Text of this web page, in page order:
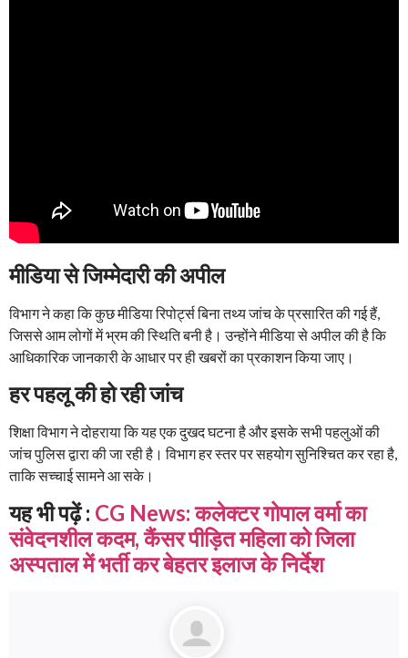
मीडिया से जिम्मेदारी की अपील
विभाग ने कहा कि कुछ मीडिया रिपोर्ट्स बिना तथ्य जांच के प्रसारित की गई हैं,
जिससे आम लोगों में भ्रम की स्थिति बनी है। उन्होंने मीडिया से अपील की है कि
आधिकारिक जानकारी के आधार पर ही खबरों का प्रकाशन किया जाए।
हर पहलू की हो रही जांच
शिक्षा विभाग ने दोहराया कि यह एक दुखद घटना है और इसके सभी पहलुओं की
जांच पुलिस द्वारा की जा रही है। विभाग हर स्तर पर सहयोग सुनिश्चित कर रहा है,
ताकि सच्चाई सामने आ सके।
यह भी पढ़ें : CG News: कलेक्टर गोपाल वर्मा का
संवेदनशील कदम, कैंसर पीड़ित महिला को जिला
अस्पताल में भर्ती कर बेहतर इलाज के निर्देश